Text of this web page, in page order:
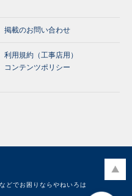
掲載のお問い合わせ
利用規約（工事店用）
コンテンツポリシー
どでお困りならやねいろは